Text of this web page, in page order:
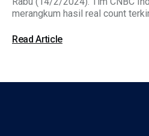
merangkum hasil real count
Read Article